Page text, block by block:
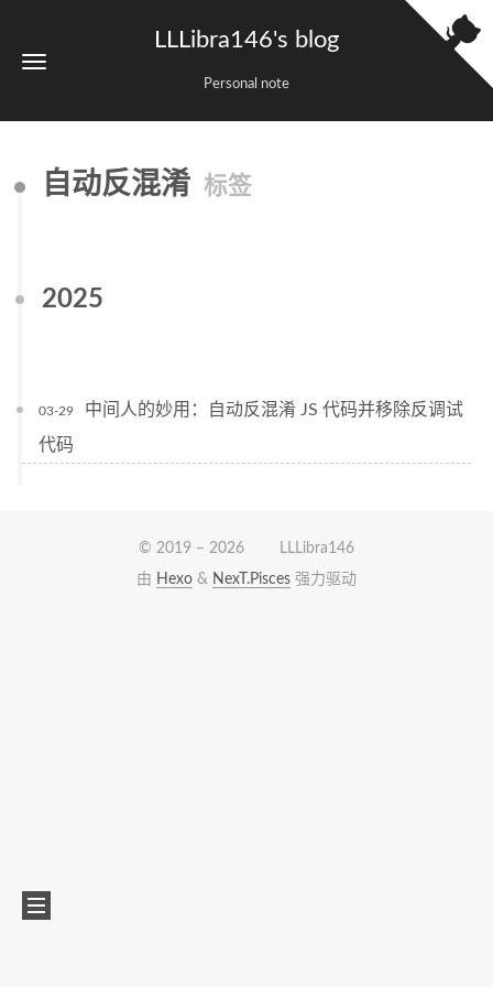
LLLibra146's blog
Personal note
自动反混淆 标签
2025
03-29
中间人的妙用：自动反混淆 JS 代码并移除反调试
代码
© 2019 –2026
LLLibra146
由 Hexo & NexT.Pisces 强力驱动